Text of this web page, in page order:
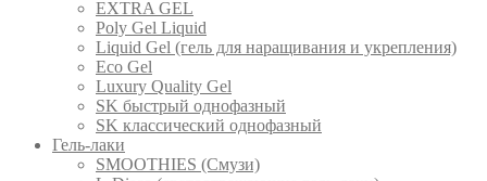
EXTRA GEL
Poly Gel Liquid
Liquid Gel (гель для наращивания и укрепления)
Eco Gel
Luxury Quality Gel
SK быстрый однофазный
SK классический однофазный
Гель-лаки
SMOOTHIES (Смузи)